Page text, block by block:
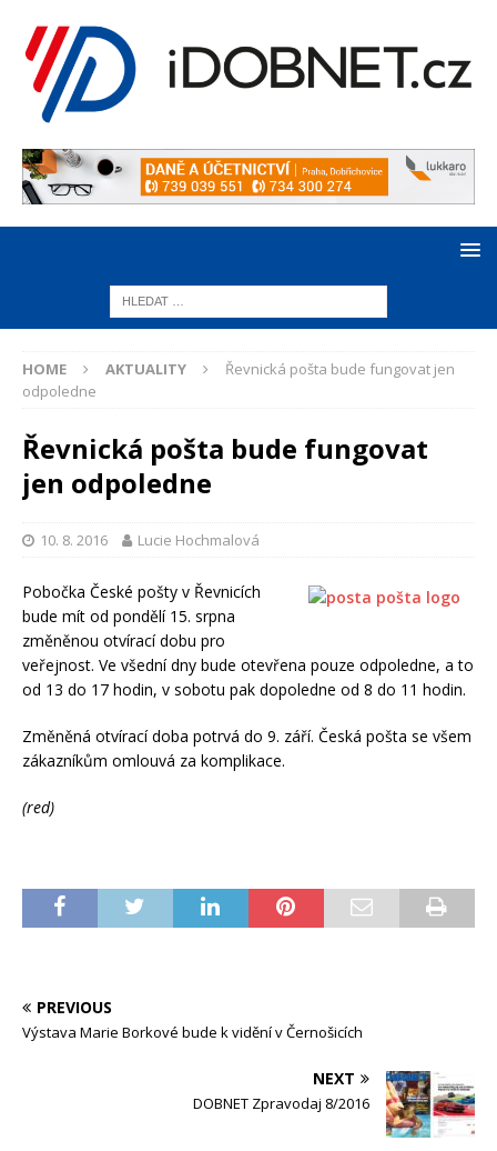
HOME AKTUALITY
Řevnická pošta bude fungovat jen
odpoledne
Řevnická pošta bude fungovat
jen odpoledne
10. 8. 2016 Lucie Hochmalová
Pobočka České pošty v Řevnicích
bude mít od pondělí 15. srpna
změněnou otvírací dobu pro
veřejnost. Ve všední dny bude otevřena pouze odpoledne, a to
od 13 do 17 hodin, v sobotu pak dopoledne od 8 do 11 hodin.
Změněná otvírací doba potrvá do 9. září. Česká pošta se všem
zákazníkům omlouvá za komplikace.
(red)
PREVIOUS
Výstava Marie Borkové bude k vidění v Černošicích
NEXT
DOBNET Zpravodaj 8/2016